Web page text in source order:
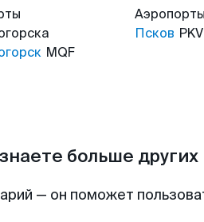
MQF
Аэропорты
Псков PKV
больше
— он поможет